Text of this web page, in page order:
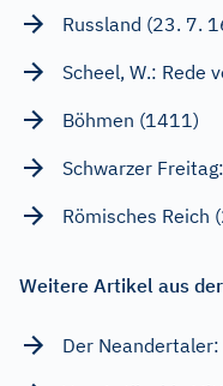
Russland (23. 7.
Scheel, W.: Rede
Böhmen (1411)
Schwarzer
Römisches Reich
Weitere Artikel aus
Der